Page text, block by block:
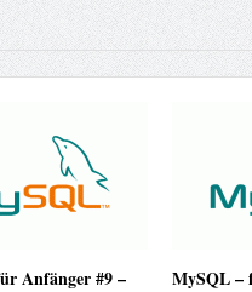
Anfänger #9 –
MySQL –